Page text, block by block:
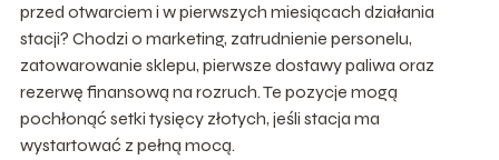
przed otwarciem i w pierwszych miesiącach działania
stacji? Chodzi o marketing, zatrudnienie personelu,
zatowarowanie sklepu, pierwsze dostawy paliwa oraz
rezerwę finansową na rozruch. Te pozycje mogą
pochłonąć setki tysięcy złotych, jeśli stacja ma
wystartować z pełną mocą.